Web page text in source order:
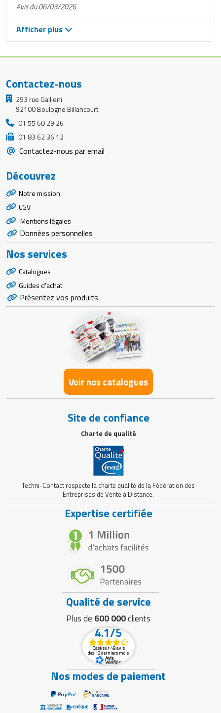
Avis du 06/03/2026
Afficher plus
Contactez-nous
253 rue Gallieni
92100 Boulogne Billancourt
01 55 60 29 26
01 83 62 36 12
Contactez-nous par email
Découvrez
Notre mission
CGV
Mentions légales
Données personnelles
Nos services
Catalogues
Guides d'achat
Présentez vos produits
Voir nos catalogues
Site de confiance
Charte de qualité
Techni-Contact respecte la charte qualité de la Fédération des
Entreprises de Vente à Distance.
Expertise certifiée
Qualité de service
Plus de 600 000clients
4.1/5
Basé sur 49 avis
des 12 derniers mois
Nos modes de paiement